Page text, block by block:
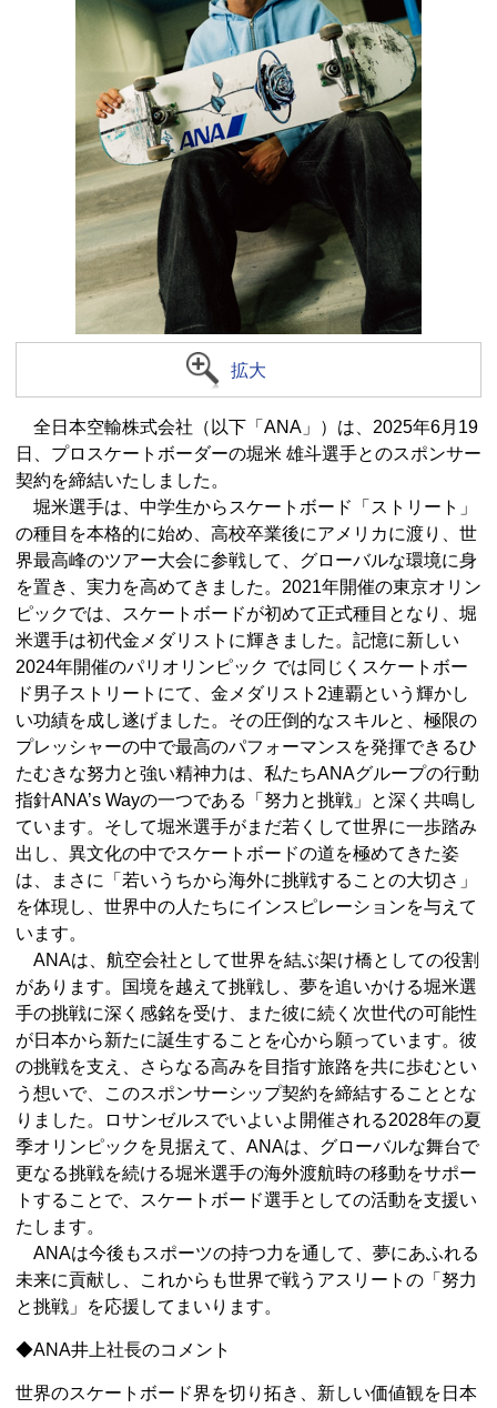
拡大
全日本空輸株式会社（以下「ANA」）は、2025年6月19
日、プロスケートボーダーの堀米 雄斗選手とのスポンサー
契約を締結いたしました。
堀米選手は、中学生からスケートボード「ストリート」
の種目を本格的に始め、高校卒業後にアメリカに渡り、世
界最高峰のツアー大会に参戦して、グローバルな環境に身
を置き、実力を高めてきました。2021年開催の東京オリン
ピックでは、スケートボードが初めて正式種目となり、堀
米選手は初代金メダリストに輝きました。記憶に新しい
2024年開催のパリオリンピック では同じくスケートボー
ド男子ストリートにて、金メダリスト2連覇という輝かし
い功績を成し遂げました。その圧倒的なスキルと、極限の
プレッシャーの中で最高のパフォーマンスを発揮できるひ
たむきな努力と強い精神力は、私たちANAグループの行動
指針ANA’s Wayの一つである「努力と挑戦」と深く共鳴し
ています。そして堀米選手がまだ若くして世界に一歩踏み
出し、異文化の中でスケートボードの道を極めてきた姿
は、まさに「若いうちから海外に挑戦することの大切さ」
を体現し、世界中の人たちにインスピレーションを与えて
います。
ANAは、航空会社として世界を結ぶ架け橋としての役割
があります。国境を越えて挑戦し、夢を追いかける堀米選
手の挑戦に深く感銘を受け、また彼に続く次世代の可能性
が日本から新たに誕生することを心から願っています。彼
の挑戦を支え、さらなる高みを目指す旅路を共に歩むとい
う想いで、このスポンサーシップ契約を締結することとな
りました。ロサンゼルスでいよいよ開催される2028年の夏
季オリンピックを見据えて、ANAは、グローバルな舞台で
更なる挑戦を続ける堀米選手の海外渡航時の移動をサポー
トすることで、スケートボード選手としての活動を支援い
たします。
ANAは今後もスポーツの持つ力を通して、夢にあふれる
未来に貢献し、これからも世界で戦うアスリートの「努力
と挑戦」を応援してまいります。
◆ANA井上社長のコメント
世界のスケートボード界を切り拓き、新しい価値観を日本